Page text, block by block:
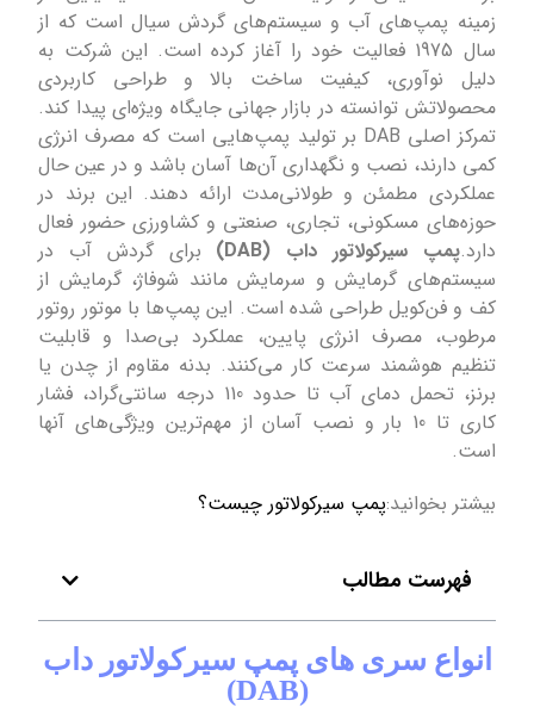
زمینه پمپ‌های آب و سیستم‌های گردش سیال است که از
سال 1975 فعالیت خود را آغاز کرده است. این شرکت به
دلیل نوآوری، کیفیت ساخت بالا و طراحی کاربردی
محصولاتش توانسته در بازار جهانی جایگاه ویژه‌ای پیدا کند.
تمرکز اصلی DAB بر تولید پمپ‌هایی است که مصرف انرژی
کمی دارند، نصب و نگهداری آن‌ها آسان باشد و در عین حال
عملکردی مطمئن و طولانی‌مدت ارائه دهند. این برند در
حوزه‌های مسکونی، تجاری، صنعتی و کشاورزی حضور فعال
دارد.پمپ سیرکولاتور داب (DAB)
برای گردش آب در
سیستم‌های گرمایش و سرمایش مانند شوفاژ، گرمایش از
کف و فن‌کویل طراحی شده است. این پمپ‌ها با موتور روتور
مرطوب، مصرف انرژی پایین، عملکرد بی‌صدا و قابلیت
تنظیم هوشمند سرعت کار می‌کنند. بدنه مقاوم از چدن یا
برنز، تحمل دمای آب تا حدود 110 درجه سانتی‌گراد، فشار
کاری تا 10 بار و نصب آسان از مهم‌ترین ویژگی‌های آنها
است.
بیشتر بخوانید:پمپ سیرکولاتور چیست؟
فهرست مطالب
انواع سری های پمپ سیرکولاتور داب
(DAB)